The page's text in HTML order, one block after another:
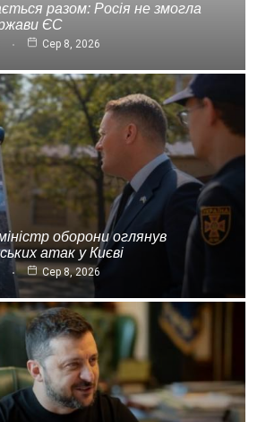
разом: Росія не змогла
ЄС
Сер 8, 2026
оборони оглянув
атак у Києві
Сер 8, 2026